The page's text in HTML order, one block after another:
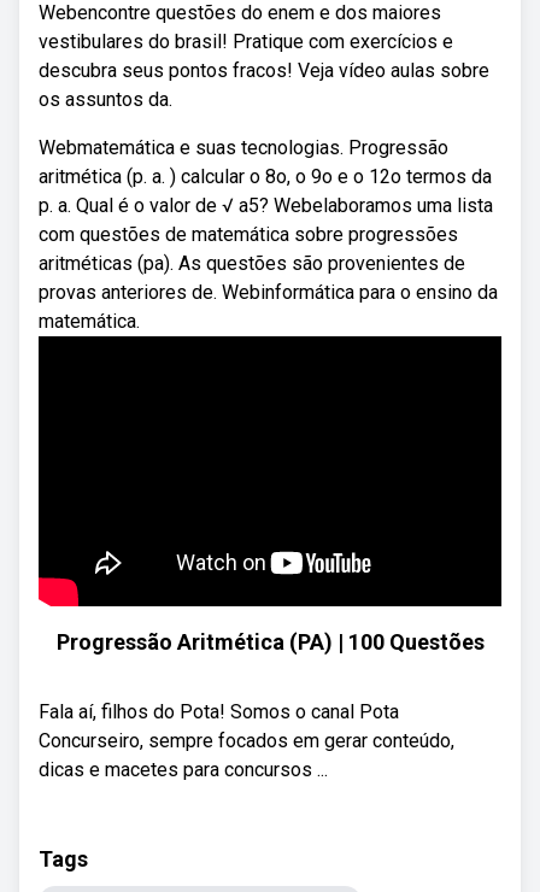
Webencontre questões do enem e dos maiores
vestibulares do brasil! Pratique com exercícios e
descubra seus pontos fracos! Veja vídeo aulas sobre
os assuntos da.
Webmatemática e suas tecnologias. Progressão
aritmética (p. a. ) calcular o 8o, o 9o e o 12o termos da
p. a. Qual é o valor de √ a5? Webelaboramos uma lista
com questões de matemática sobre progressões
aritméticas (pa). As questões são provenientes de
provas anteriores de. Webinformática para o ensino da
matemática.
Progressão Aritmética (PA) | 100 Questões
Fala aí, filhos do Pota! Somos o canal Pota
Concurseiro, sempre focados em gerar conteúdo,
dicas e macetes para concursos ...
Tags